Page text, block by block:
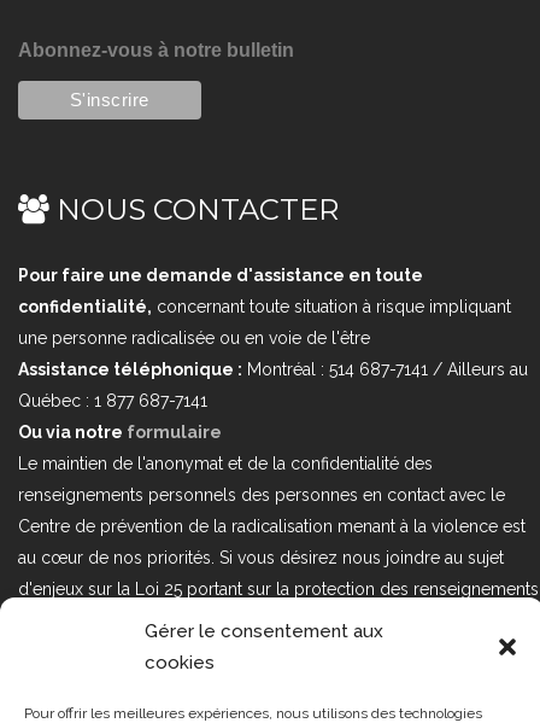
Gérer le consentement aux
cookies
Pour offrir les meilleures expériences, nous utilisons des technologies
Abonnez-vous à notre bulletin
NOUS CONTACTER
Pour faire une demande d'assistance en toute
confidentialité, concernant toute situation à risque impliquant
une personne radicalisée ou en voie de l'être
Assistance téléphonique : Montréal : 514 687-7141 / Ailleurs au
Québec : 1 877 687-7141
Ou via notre formulaire
Le maintien de l'anonymat et de la confidentialité des
renseignements personnels des personnes en contact avec le
Centre de prévention de la radicalisation menant à la violence est
au cœur de nos priorités. Si vous désirez nous joindre au sujet
d'enjeux sur la Loi 25 portant sur la protection des renseignements
personnels dans le secteur privé, veuillez communiquer avec
nous à l'adresse courriel suivant : loi25@cprmv.org Pour en savoir